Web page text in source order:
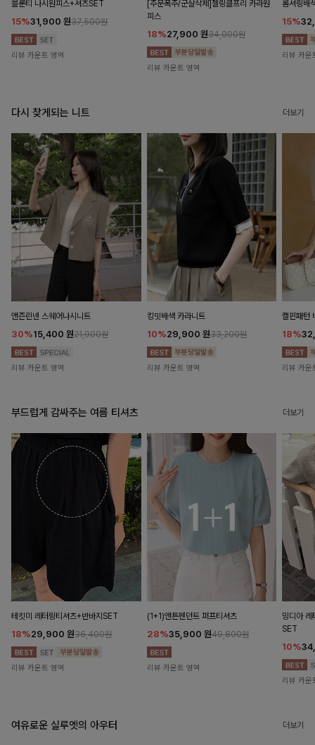
블룬티 나시원피스+셔츠SET
15%31,900 원37,500원
리뷰 카운트 영역
[주문폭주/군살삭제]젤링클프리 카라원
피스
18%27,900 원34,000원
리뷰 카운트 영역
롬셔링배
15%
리뷰 카운
다시 찾게되는 니트 더보기
앤즌린넨 스퀘어나시니트
30%15,400 원21,900원
리뷰 카운트 영역
킹밋배색 카라니트
10%29,900 원33,200원
리뷰 카운트 영역
캘핀패턴
18%
리뷰 카운
부드럽게 감싸주는 여름 티셔츠 더보기
테킷미 레터링티셔츠+반바지SET
18%29,900 원36,400원
리뷰 카운트 영역
(1+1)앤튼펜던트 퍼프티셔츠
28%35,900 원49,800원
리뷰 카운트 영역
밍디아 레
SET
10%
리뷰 카운
여유로운 실루엣의 아우터 더보기